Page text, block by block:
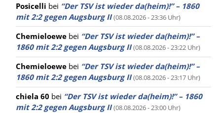
Posicelli bei “Der TSV ist wieder da(heim)!” – 1860
mit 2:2 gegen Augsburg II (08.08.2026 - 23:36 Uhr)
Chemieloewe bei “Der TSV ist wieder da(heim)!” –
1860 mit 2:2 gegen Augsburg II (08.08.2026 - 23:22 Uhr)
Chemieloewe bei “Der TSV ist wieder da(heim)!” –
1860 mit 2:2 gegen Augsburg II (08.08.2026 - 23:17 Uhr)
chiela 60 bei “Der TSV ist wieder da(heim)!” – 1860
mit 2:2 gegen Augsburg II (08.08.2026 - 23:00 Uhr)